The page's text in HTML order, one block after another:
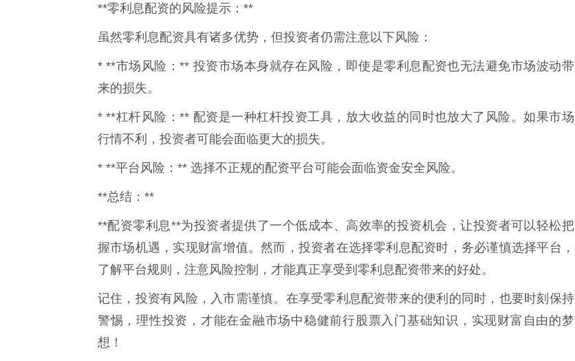
**零利息配资的风险提示：**
虽然零利息配资具有诸多优势，但投资者仍需注意以下风险：
* **市场风险：** 投资市场本身就存在风险，即使是零利息配资也无法避免市场波动带
来的损失。
* **杠杆风险：** 配资是一种杠杆投资工具，放大收益的同时也放大了风险。如果市场
行情不利，投资者可能会面临更大的损失。
* **平台风险：** 选择不正规的配资平台可能会面临资金安全风险。
**总结：**
**配资零利息**为投资者提供了一个低成本、高效率的投资机会，让投资者可以轻松把
握市场机遇，实现财富增值。然而，投资者在选择零利息配资时，务必谨慎选择平台，
了解平台规则，注意风险控制，才能真正享受到零利息配资带来的好处。
记住，投资有风险，入市需谨慎。在享受零利息配资带来的便利的同时，也要时刻保持
警惕，理性投资，才能在金融市场中稳健前行股票入门基础知识，实现财富自由的梦
想！